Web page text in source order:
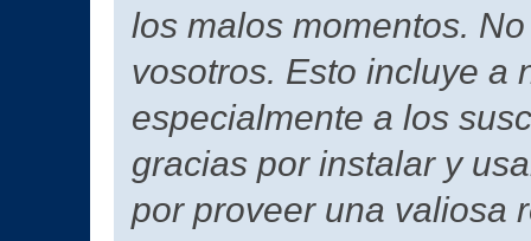
los malos momentos.
vosotros. Esto incluye a
especialmente a los
gracias por instalar y
por proveer una valiosa